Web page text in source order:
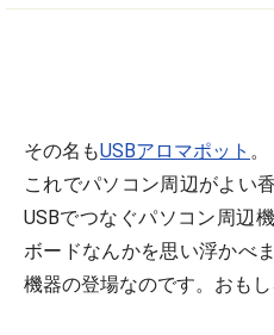
その名もUSBアロマポット 。
これでパソコン周辺がよい
USBでつなぐパソコン周辺
ボードなんかを思い浮かべ
機器の登場なのです。おもし